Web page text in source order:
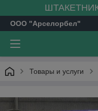
ООО "Арселорбел"
Товары и услуги